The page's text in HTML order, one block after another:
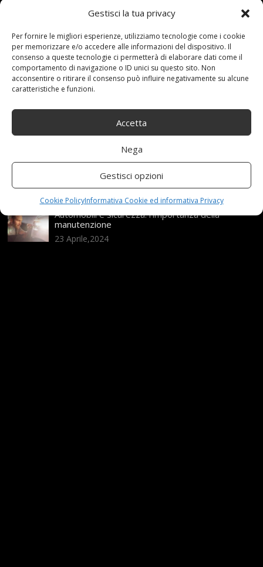
Gestisci la tua privacy
Per fornire le migliori esperienze, utilizziamo tecnologie come i cookie
per memorizzare e/o accedere alle informazioni del dispositivo. Il
consenso a queste tecnologie ci permetterà di elaborare dati come il
comportamento di navigazione o ID unici su questo sito. Non
acconsentire o ritirare il consenso può influire negativamente su alcune
caratteristiche e funzioni.
Accetta
Nega
Gestisci opzioni
Cookie PolicyInformativa Cookie ed informativa Privacy
Articoli recenti
Assicurazione auto e sostituzione lunotto: le cose
da sapere
21 Aprile,2026
Range Rover: un’icona tra i luxury SUV
25 Novembre,2024
Nuova MG ZS Hybrid+: i SUV si fanno ibridi
24 Novembre,2024
Automobili e sicurezza: l’importanza della
manutenzione
23 Aprile,2024